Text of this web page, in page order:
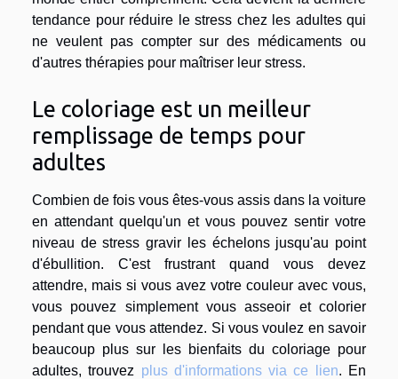
tendance pour réduire le stress chez les adultes qui
ne veulent pas compter sur des médicaments ou
d'autres thérapies pour maîtriser leur stress.
Le coloriage est un meilleur
remplissage de temps pour
adultes
Combien de fois vous êtes-vous assis dans la voiture
en attendant quelqu'un et vous pouvez sentir votre
niveau de stress gravir les échelons jusqu'au point
d'ébullition. C'est frustrant quand vous devez
attendre, mais si vous avez votre couleur avec vous,
vous pouvez simplement vous asseoir et colorier
pendant que vous attendez. Si vous voulez en savoir
beaucoup plus sur les bienfaits du coloriage pour
adultes, trouvez plus d'informations via ce lien. En